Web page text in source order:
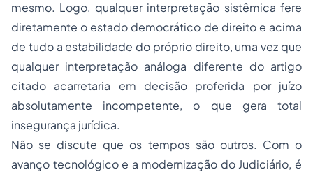
mesmo. Logo, qualquer interpretação sistêmica fere
diretamente o estado democrático de direito e acima
de tudo a estabilidade do próprio direito, uma vez que
qualquer interpretação análoga diferente do artigo
citado acarretaria em decisão proferida por juízo
absolutamente incompetente, o que gera total
insegurança jurídica.
Não se discute que os tempos são outros. Com o
avanço tecnológico e a modernização do Judiciário, é